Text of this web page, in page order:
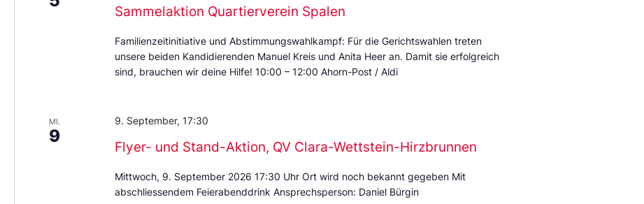
Sammelaktion Quartierverein Spalen
Familienzeitinitiative und Abstimmungswahlkampf: Für die Gerichtswahlen treten
unsere beiden Kandidierenden Manuel Kreis und Anita Heer an. Damit sie erfolgreich
sind, brauchen wir deine Hilfe! 10:00 – 12:00 Ahorn-Post / Aldi
MI.
9
Flyer- und Stand-Aktion, QV Clara-Wettstein-Hirzbrunnen
9. September, 17:30
Mittwoch, 9. September 2026 17:30 Uhr Ort wird noch bekannt gegeben Mit
abschliessendem Feierabenddrink Ansprechsperson: Daniel Bürgin